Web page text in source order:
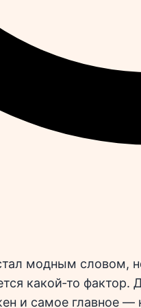
модным словом,
какой‑то
и самое главное